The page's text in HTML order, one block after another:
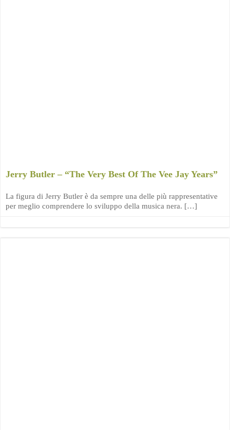
Jerry Butler – “The Very Best Of The Vee Jay Years”
La figura di Jerry Butler è da sempre una delle più rappresentative
per meglio comprendere lo sviluppo della musica nera. […]